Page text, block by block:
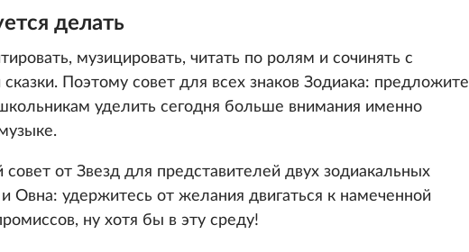
делать
музицировать, читать по ролям и сочинять с
Поэтому совет для всех знаков Зодиака: предложите
уделить сегодня больше внимания именно
совет от Звезд для представителей двух зодиакальных
Овна: удержитесь от желания двигаться к намеченной
ну хотя бы в эту среду!